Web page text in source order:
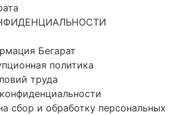
Бегарат
политика
труда
сбор и обработку персональных